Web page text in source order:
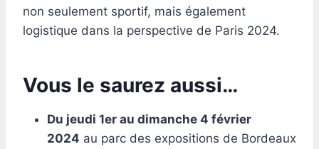
non seulement sportif, mais également
logistique dans la perspective de Paris 2024.
Vous le saurez aussi…
Du jeudi 1er au dimanche 4 février
2024 au parc des expositions de Bordeaux